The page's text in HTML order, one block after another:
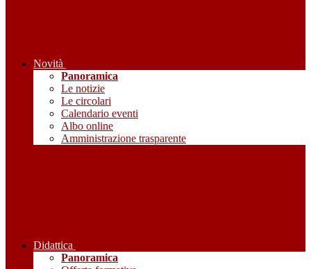
Novità
Panoramica
Le notizie
Le circolari
Calendario eventi
Albo online
Amministrazione trasparente
Didattica
Panoramica